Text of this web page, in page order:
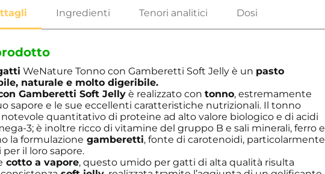
WeNature Tonno con Gamberetti Soft Jelly è un pasto
naturale e molto digeribile.
Gamberetti Soft Jelly è realizzato contonno, estremamente
sapore e le sue eccellenti caratteristiche nutrizionali. Il tonno
quantitativo di proteine ad alto valore biologico e di acidi
3; è inoltre ricco di vitamine del gruppo B e sali minerali, ferro e
la formulazione gamberetti, fonte di carotenoidi, particolarmente
il loro sapore.
cotto a vapore, questo umido per gatti di alta qualità risulta